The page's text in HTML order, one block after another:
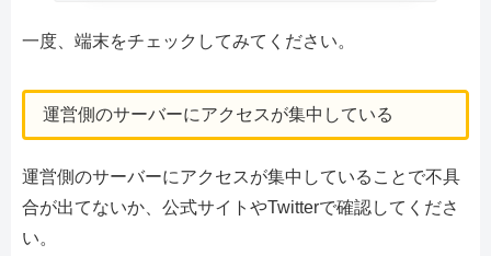
一度、端末をチェックしてみてください。
運営側のサーバーにアクセスが集中している
運営側のサーバーにアクセスが集中していることで不具
合が出てないか、公式サイトやTwitterで確認してくださ
い。